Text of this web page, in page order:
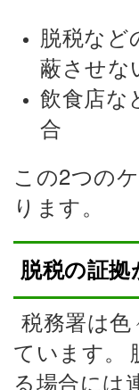
脱税など
蔽させな
飲食店な
合
この2つの
ります。
脱税の証拠
税務署は色
ています。
る場合には